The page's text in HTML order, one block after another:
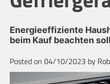
Energieeffiziente
beim Kauf beachten
Posted on 04/10/2023 by